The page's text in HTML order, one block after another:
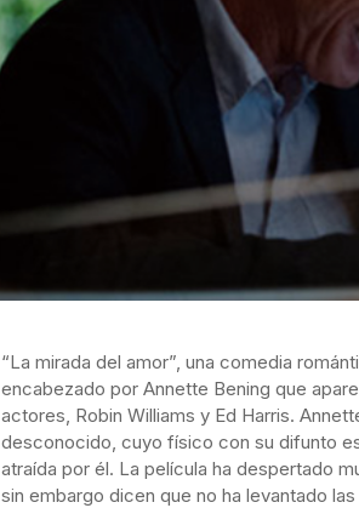
“La mirada del amor”, una comedia
encabezado por Annette Bening que
actores, Robin Williams y Ed Harris.
desconocido, cuyo físico con su difunto
atraída por él. La película ha despertado
sin embargo dicen que no ha levantado